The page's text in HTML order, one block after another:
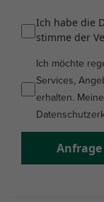
Ich habe die
stimme der
Ich möchte
Services,
erhalten.
Anfrage